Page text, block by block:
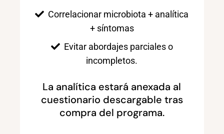
Correlacionar microbiota + analítica
+ síntomas
Evitar abordajes parciales o
incompletos.
La analítica estará anexada al
cuestionario descargable tras
compra del programa.